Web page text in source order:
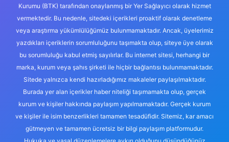
Kurumu (BTK) tarafından onaylanmış bir Yer Sağlayıcı olarak hizmet
vermektedir. Bu nedenle, sitedeki içerikleri proaktif olarak denetleme
veya araştırma yükümlülüğümüz bulunmamaktadır. Ancak, üyelerimiz
yazdıkları içeriklerin sorumluluğunu taşımakta olup, siteye üye olarak
bu sorumluluğu kabul etmiş sayılırlar. Bu internet sitesi, herhangi bir
marka, kurum veya şahıs şirketi ile hiçbir bağlantısı bulunmamaktadır.
Sitede yalnızca kendi hazırladığımız makaleler paylaşılmaktadır.
Burada yer alan içerikler haber niteliği taşımamakta olup, gerçek
kurum ve kişiler hakkında paylaşım yapılmamaktadır. Gerçek kurum
ve kişiler ile isim benzerlikleri tamamen tesadüfidir. Sitemiz, kar amacı
gütmeyen ve tamamen ücretsiz bir bilgi paylaşım platformudur.